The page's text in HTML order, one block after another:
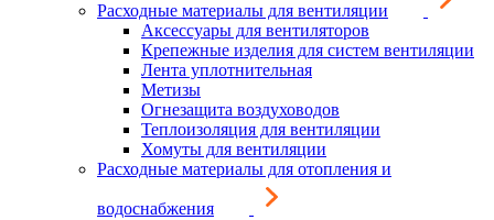
Расходные материалы для вентиляции
Аксессуары для вентиляторов
Крепежные изделия для систем вентиляции
Лента уплотнительная
Метизы
Огнезащита воздуховодов
Теплоизоляция для вентиляции
Хомуты для вентиляции
Расходные материалы для отопления и
водоснабжения